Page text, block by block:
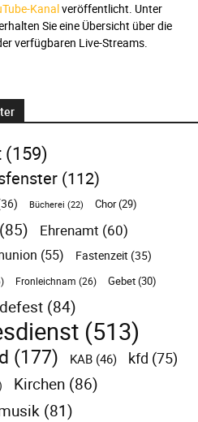
Kanalveröffentlicht. Unter
Sie eine Übersicht über die
verfügbaren Live-Streams.
(159)
(112)
Bücherei (22) Chor(29)
(85) Ehrenamt (60)
(55) Fastenzeit (35)
Fronleichnam (26) Gebet(30)
(84)
(513)
(177) KAB (46) kfd (75)
Kirchen (86)
(81)